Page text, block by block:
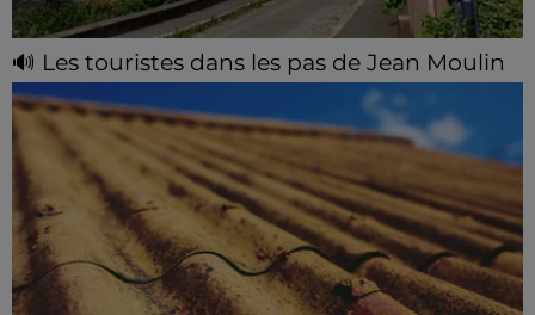
🔊 Les touristes dans les pas de Jean Moulin
Le « tourisme de mémoire » s'invite dans les sorties
estivales de Chartres Tourisme.